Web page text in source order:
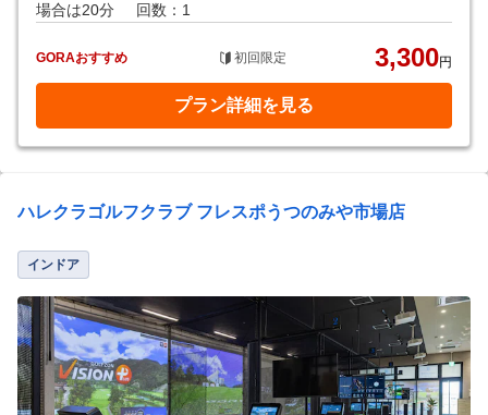
場合は20分
回数：1
GORAおすすめ 初回限定 3,300円
プラン詳細を見る
ハレクラゴルフクラブ フレスポうつのみや市場店
インドア